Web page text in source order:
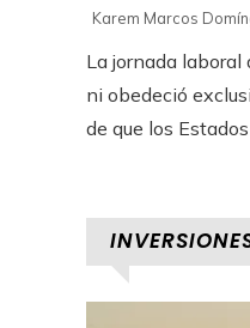
Karem Marcos
La jornada
ni obedeció
de que los